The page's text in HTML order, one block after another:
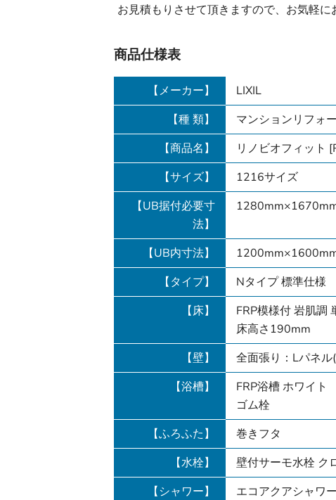
お見積もりさせて頂きますので、お気軽に
商品仕様表
【メーカー】
LIXIL
【種 類】
マンションリフォ
【商品名】
リノビオフィット
【サイズ】
1216サイズ
【UB据付必要寸
法】
【UB内寸法】
【タイプ】
Nタイプ 標準仕様
【床】
FRP模様付 岩肌調
床高さ190mm
【壁】
全面張り：Lパネル
【浴槽】
FRP浴槽 ホワイト
ゴム栓
【ふろふた】
巻きフタ
【水栓】
壁付サーモ水栓 ク
【シャワー】
エコアクアシャワ